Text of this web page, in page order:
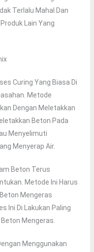
Terlalu Mahal Dan
Lain Yang
Curing Yang Biasa Di
Metode
Dengan Meletakkan
Beton Pada
Menyelimuti
Menyerap Air.
Beton Terus
Metode Ini Harus
Mengeras
Ini Di Lakukan Paling
Mengeras.
Menggunakan